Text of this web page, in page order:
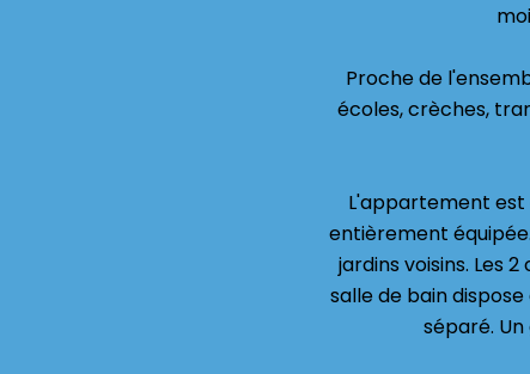
Proche de
écoles, crèches,
L'appartement est
entièrement
jardins voisins. Les
salle de bain
séparé.